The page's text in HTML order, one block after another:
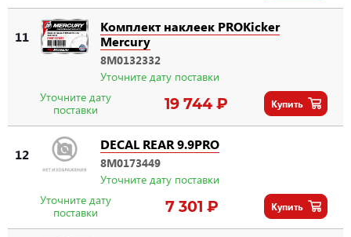
11
Комплект наклеек PROKicker
Mercury
8M0132332
Уточните дату поставки
Уточните дату
поставки
19 744 ₽ Купить
12
DECAL REAR 9.9PRO
8M0173449
Уточните дату поставки
Уточните дату
поставки
7 301 ₽ Купить